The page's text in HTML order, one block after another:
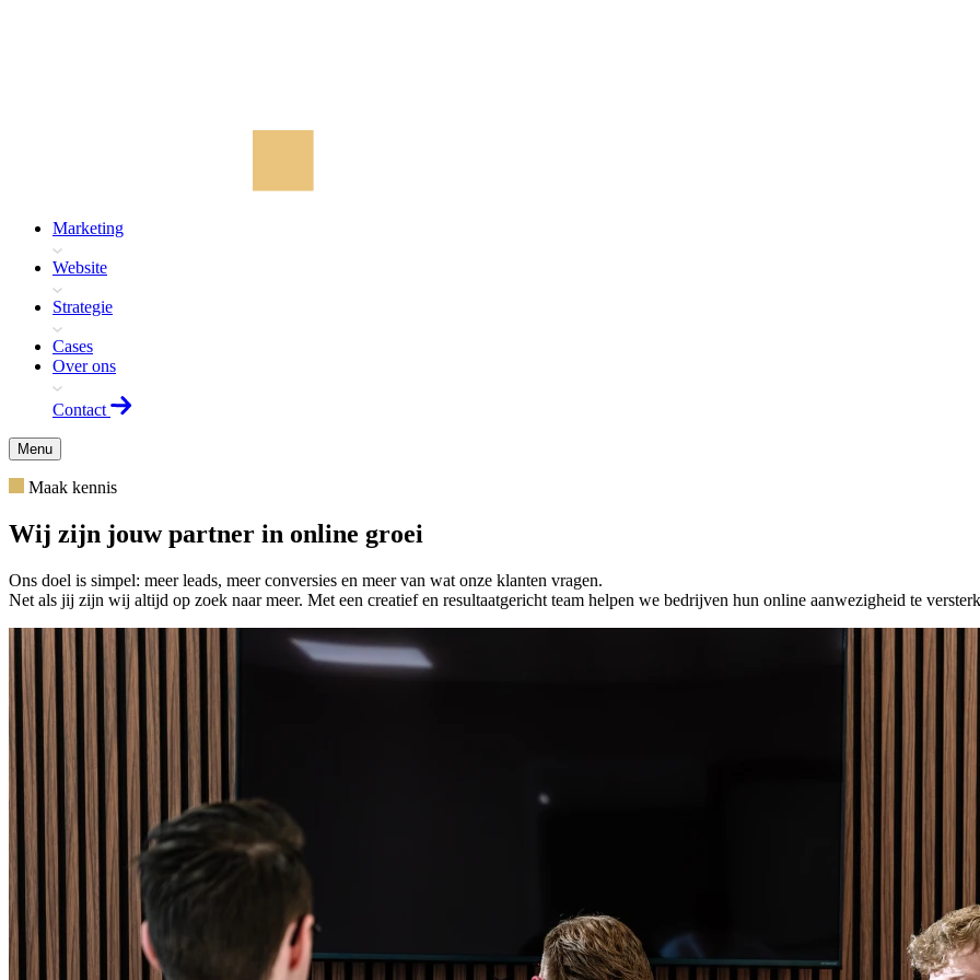
Marketing
Website
Strategie
Cases
Over ons
Contact
Menu
Maak kennis
Wij zijn jouw partner in online groei
Ons doel is simpel: meer leads, meer conversies en meer van wat onze klanten vragen.
Net als jij zijn wij altijd op zoek naar meer. Met een creatief en resultaatgericht team helpen we bedrijven hun online aanwezigheid te